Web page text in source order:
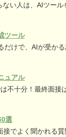
ない人は、AIツー
ツール
だけで、AIが受か
ュアル
不十分！最終面接
選
接でよく聞かれる